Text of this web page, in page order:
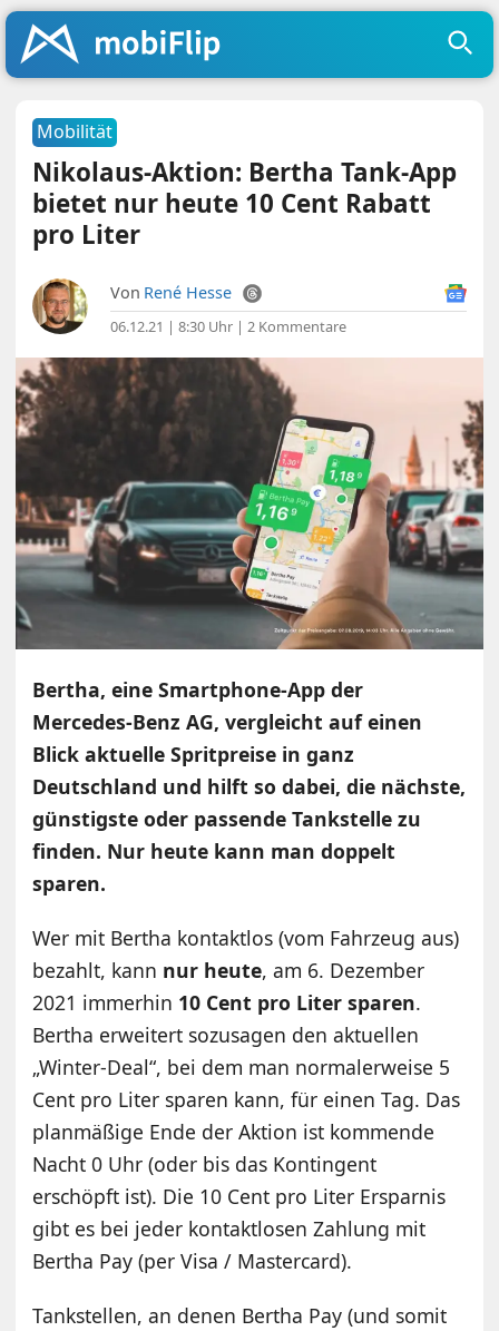
Mobilität
Nikolaus-Aktion: Bertha Tank-App
bietet nur heute 10 Cent Rabatt
pro Liter
Von René Hesse
06.12.21 | 8:30 Uhr |2 Kommentare
Bertha, eine Smartphone-App der
Mercedes-Benz AG, vergleicht auf einen
Blick aktuelle Spritpreise in ganz
Deutschland und hilft so dabei, die nächste,
günstigste oder passende Tankstelle zu
finden. Nur heute kann man doppelt
sparen.
Wer mit Bertha kontaktlos (vom Fahrzeug aus)
bezahlt, kann nur heute, am 6. Dezember
2021 immerhin 10 Cent pro Liter sparen.
Bertha erweitert sozusagen den aktuellen
„Winter-Deal“, bei dem man normalerweise 5
Cent pro Liter sparen kann, für einen Tag. Das
planmäßige Ende der Aktion ist kommende
Nacht 0 Uhr (oder bis das Kontingent
erschöpft ist). Die 10 Cent pro Liter Ersparnis
gibt es bei jeder kontaktlosen Zahlung mit
Bertha Pay (per Visa / Mastercard).
Tankstellen, an denen Bertha Pay (und somit